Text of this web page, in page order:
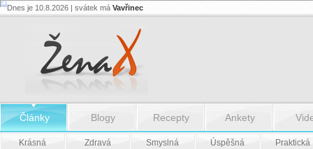
Jak
-
Jak
přichytit
Dnes je 10.8.2026 | svátek má Vavřinec
Články Blogy Recepty Ankety
Krásná Zdravá Smyslná Úspěšná Praktická